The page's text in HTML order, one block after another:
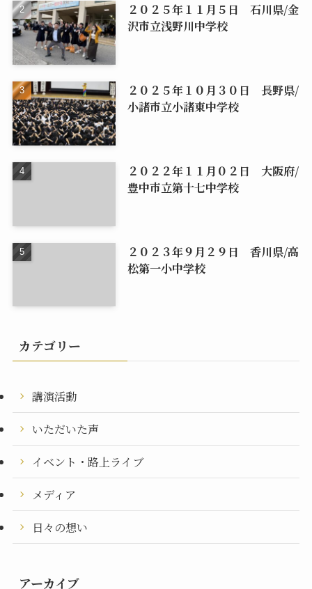
２０２５年１１月５日 石川県/金
沢市立浅野川中学校
２０２５年１０月３０日 長野県/
小諸市立小諸東中学校
２０２２年１１月０２日 大阪府/
豊中市立第十七中学校
２０２３年９月２９日 香川県/高
松第一小中学校
カテゴリー
講演活動
いただいた声
イベント・路上ライブ
メディア
日々の想い
アーカイブ